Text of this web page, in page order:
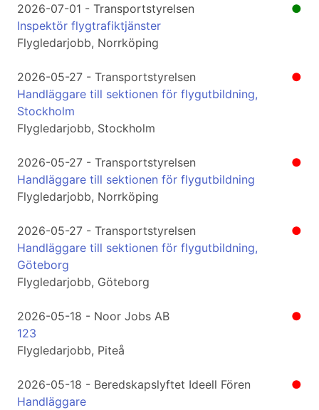
●
2026-07-01 - Transportstyrelsen
Inspektör flygtrafiktjänster
Flygledarjobb, Norrköping
●
2026-05-27 - Transportstyrelsen
Handläggare till sektionen för flygutbildning,
Stockholm
Flygledarjobb, Stockholm
●
2026-05-27 - Transportstyrelsen
Handläggare till sektionen för flygutbildning
Flygledarjobb, Norrköping
●
2026-05-27 - Transportstyrelsen
Handläggare till sektionen för flygutbildning,
Göteborg
Flygledarjobb, Göteborg
●
2026-05-18 - Noor Jobs AB
123
Flygledarjobb, Piteå
●
2026-05-18 - Beredskapslyftet Ideell Fören
Handläggare